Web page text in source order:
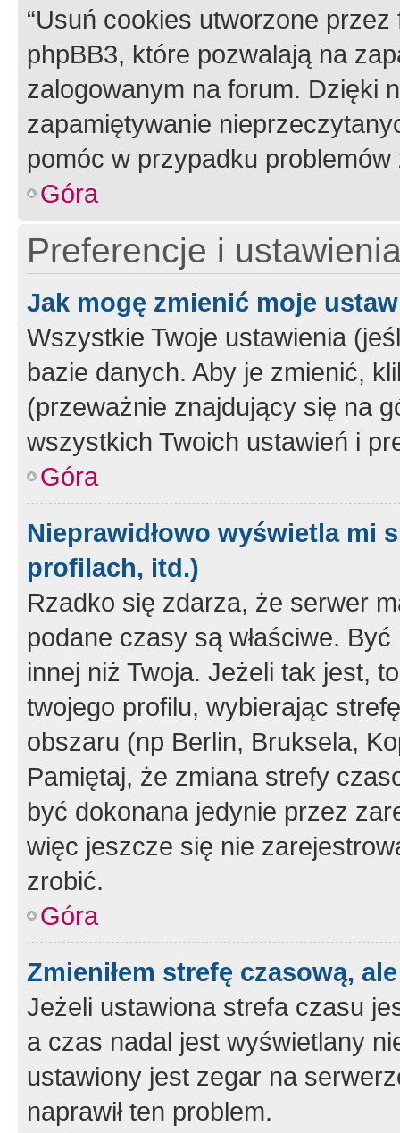
“Usuń cookies utworzone
phpBB3, które pozwalają na
zalogowanym na forum. Dzięki
zapamiętywanie
pomóc w przypadku
Góra
Preferencje i
Jak mogę zmienić moje
Wszystkie Twoje ustawienia
bazie danych. Aby je zmienić,
(przeważnie znajdujący się na
wszystkich Twoich ustawień i
Góra
Nieprawidłowo wyświetla mi
profilach, itd.)
Rzadko się zdarza, że serwer
podane czasy są właściwe.
innej niż Twoja. Jeżeli tak jest,
twojego profilu, wybierając
obszaru (np Berlin, Bruksela,
Pamiętaj, że zmiana strefy
być dokonana jedynie przez
więc jeszcze się nie
zrobić.
Góra
Zmieniłem strefę czasową,
Jeżeli ustawiona strefa czasu
a czas nadal jest wyświetlany
ustawiony jest zegar na
naprawił ten problem.